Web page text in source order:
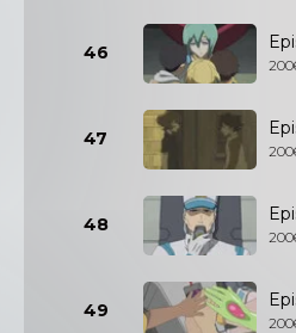
46
47
48
49